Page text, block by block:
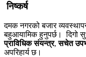
निष्कर्ष
दमक नगरको बजार
बहुआयामिक हुनुपर्छ। दिगो
प्राविधिक संयन्त्र,सचेत
अपरिहार्य छ।